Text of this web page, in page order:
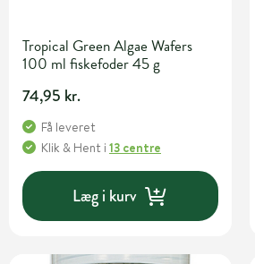
Tropical Green Algae Wafers
100 ml fiskefoder 45 g
74,95 kr.
Få leveret
Klik & Hent i 13 centre
Læg i kurv